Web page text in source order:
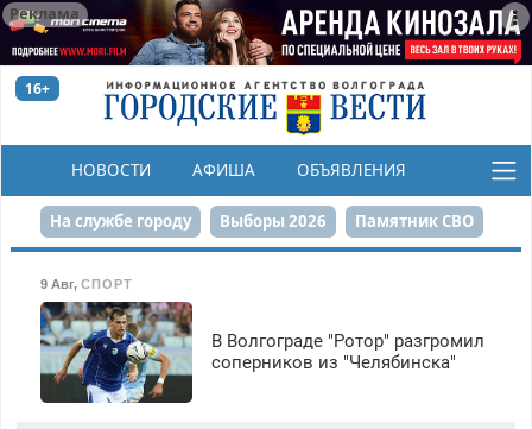
Реклама
16+
НОВОСТИ АФИША ОБЪЯВЛЕНИЯ
КОНКУРСЫ
На службе городу Выборы 2026 Памятник СВО
Набережная День Победы
80-летие Победы Парк Героев-летчиков
9 Авг, СПОРТ
В Волгограде "Ротор" разгромил
соперников из "Челябинска"